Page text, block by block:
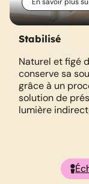
Stabilisé
Naturel et figé
conserve sa
grâce à un
solution de
lumière